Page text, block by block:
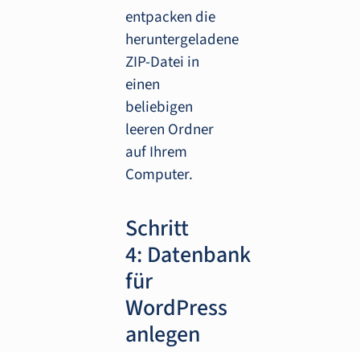
entpacken die
heruntergeladene
ZIP-Datei in
einen
beliebigen
leeren Ordner
auf Ihrem
Computer.
Schritt
4: Datenbank
für
WordPress
anlegen